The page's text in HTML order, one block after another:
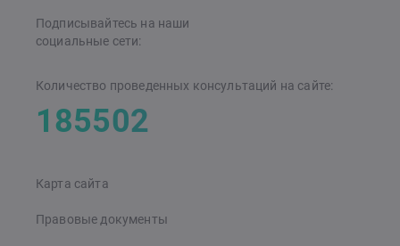
Карта сайта
Правовые документы
Подписывайтесь на наши
cоциальные сети:
Количество проведенных консультаций на сайте:
185502